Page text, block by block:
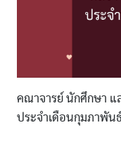
คณาจารย์ นักศึกษา แ
ประจำเดือนกุมภาพัน